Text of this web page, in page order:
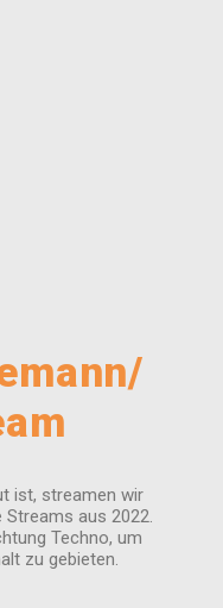
ist, streamen wir
aus 2022.
Techno, um
zu gebieten.